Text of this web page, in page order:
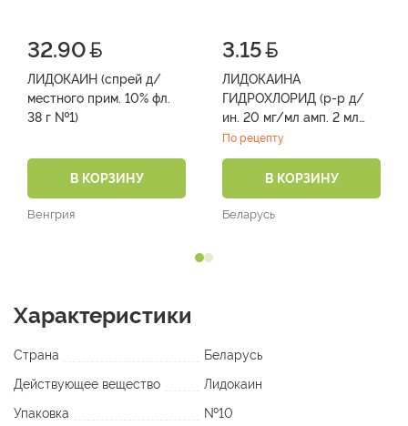
32.90
ЛИДОКАИН (спрей д/
местного прим. 10% фл.
38 г №1)
В КОРЗИНУ
Венгрия
3.15
ЛИДОКАИНА
ГИДРОХЛОРИД (р-р д/
ин. 20 мг/мл амп. 2 мл
№10)
По рецепту
В КОРЗИНУ
Беларусь
Характеристики
Страна
Беларусь
Действующее вещество
Лидокаин
Упаковка
№10